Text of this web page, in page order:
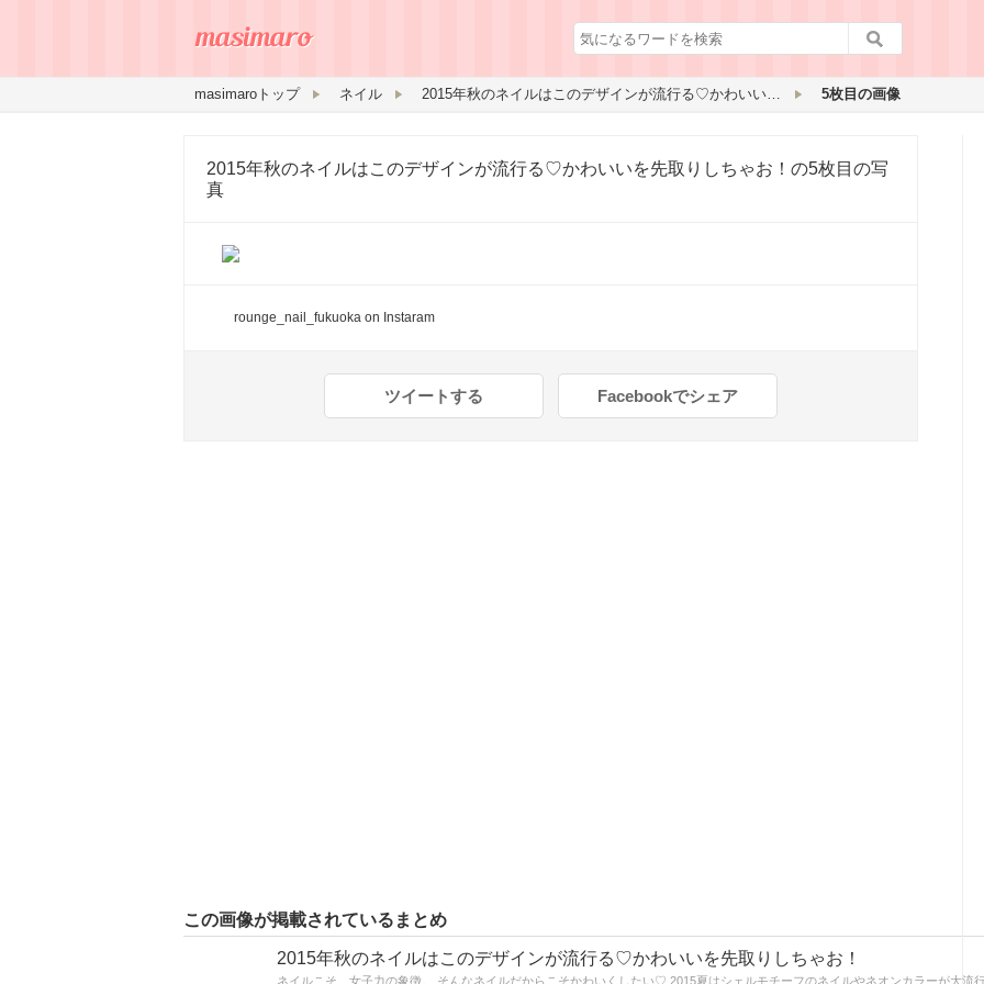
masimaroトップ ネイル 2015年秋のネイルはこのデザインが流行る♡かわいいを先取りしちゃお！ 5枚目の画像
2015年秋のネイルはこのデザインが流行る♡かわいいを先取りしちゃお！ の5枚目の写
真
rounge_nail_fukuoka on Instaram
ツイートする Facebookでシェア
この画像が掲載されているまとめ
2015年秋のネイルはこのデザインが流行る♡かわいいを先取りしちゃお！